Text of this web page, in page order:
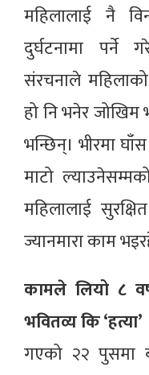
महिलालाई नै
दुर्घटनामा पर्ने
संरचनाले
हो नि भनेर जोखिम
भन्छिन्। भीरमा
माटो
महिलालाई
ज्यानमारा काम
कामले लियो ८
भवितव्य कि ‘हत्या’
गएको २२ पुसमा